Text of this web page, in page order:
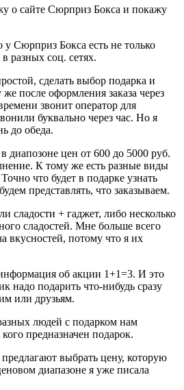
о сайте Сюрприз Бокса и покажу
Сюрприз Бокса есть не только
разных соц. сетях.
сделать выбор подарка и
же после оформления заказа через
звонит оператор для
буквально через час. Но я
до обеда.
диапозоне цен от 600 до 5000 руб.
К тому же есть разные виды
что будет в подарке узнать
представлять, что заказываем.
сладости + гаджет, либо несколько
сладостей. Мне больше всего
вкусностей, потому что я их
об акции 1+1=3. И это
надо подарить что-нибудь сразу
или друзьям.
людей с подарком нам
предназначен подарок.
выбрать цену, которую
диапазоне я уже писала